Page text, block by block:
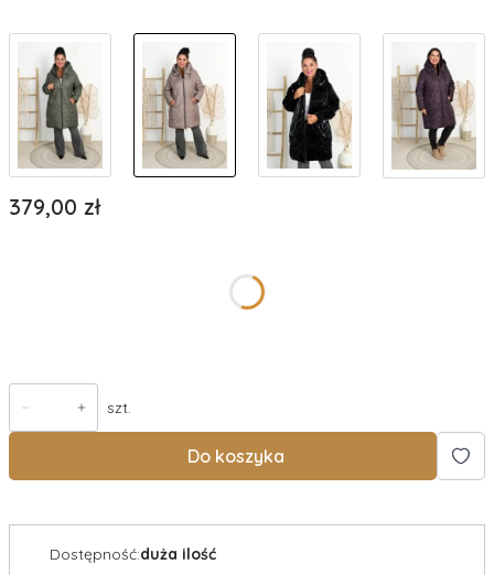
Cena
379,00 zł
szt.
Do koszyka
Dostępność:duża ilość